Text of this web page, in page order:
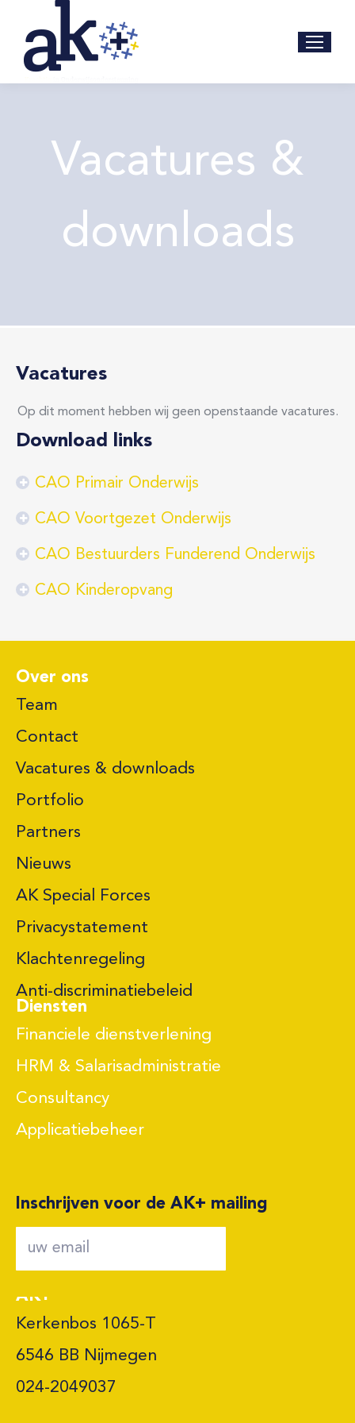
Vacatures &
downloads
Vacatures
Op dit moment hebben wij geen openstaande vacatures.
Download links
CAO Primair Onderwijs
CAO Voortgezet Onderwijs
CAO Bestuurders Funderend Onderwijs
CAO Kinderopvang
Over ons
Team
Contact
Vacatures & downloads
Portfolio
Partners
Nieuws
AK Special Forces
Privacystatement
Klachtenregeling
Anti-discriminatiebeleid
Diensten
Financiele dienstverlening
HRM & Salarisadministratie
Consultancy
Applicatiebeheer
Inschrijven voor de AK+ mailing
AK+
Kerkenbos 1065-T
6546 BB Nijmegen
024-2049037